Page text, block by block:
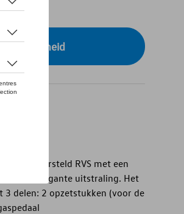
geborsteld RVS met een
en elegante uitstraling. Het
3 delen: 2 opzetstukken (voor de